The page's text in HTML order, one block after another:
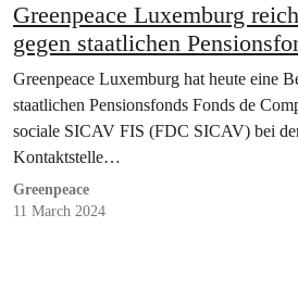
Greenpeace Luxemburg
gegen staatlichen
Verstoßes gegen die OECD-
multinationale Unternehmen
Greenpeace Luxemburg hat heute eine
staatlichen Pensionsfonds Fonds de
sociale SICAV FIS (FDC SICAV) bei
Kontaktstelle…
Greenpeace
11 March 2024